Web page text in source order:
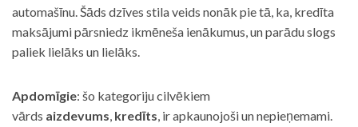
automašīnu. Šāds dzīves stila veids nonāk pie tā, ka, kredīta
maksājumi pārsniedz ikmēneša ienākumus, un parādu slogs
paliek lielāks un lielāks.
Apdomīgie: šo kategoriju cilvēkiem
vārds aizdevums, kredīts, ir apkaunojoši un nepieņemami.